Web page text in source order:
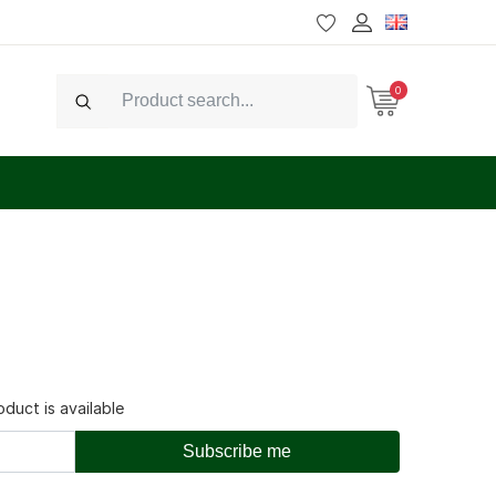
Search
0
is available
Subscribe me